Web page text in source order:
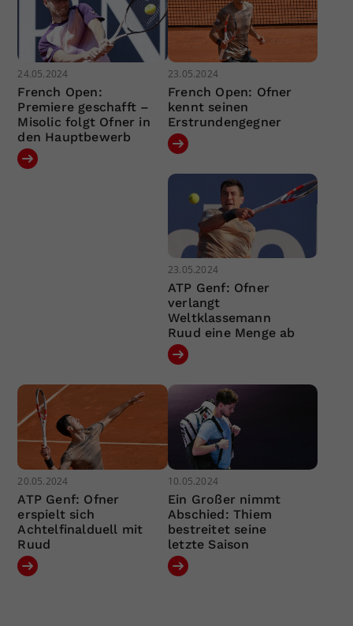
24.05.2024
French Open:
Premiere geschafft –
Misolic folgt Ofner in
den Hauptbewerb
23.05.2024
French Open: Ofner
kennt seinen
Erstrundengegner
23.05.2024
ATP Genf: Ofner
verlangt
Weltklassemann
Ruud eine Menge ab
20.05.2024
ATP Genf: Ofner
erspielt sich
Achtelfinalduell mit
Ruud
10.05.2024
Ein Großer nimmt
Abschied: Thiem
bestreitet seine
letzte Saison